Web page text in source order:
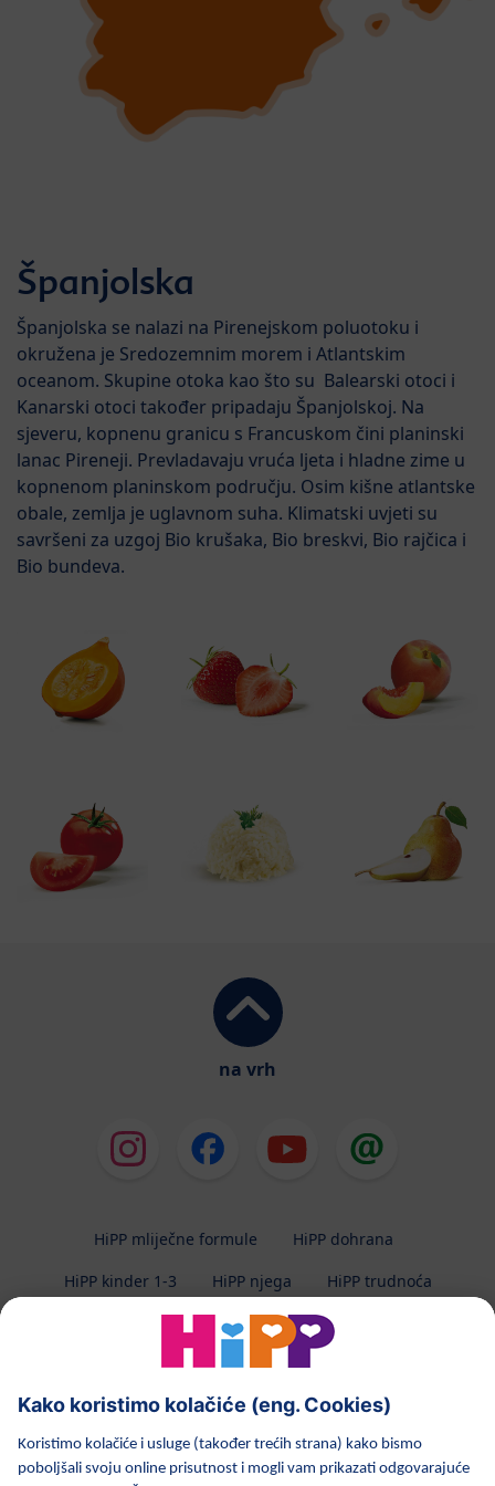
Španjolska
Španjolska se nalazi na Pirenejskom poluotoku i
okružena je Sredozemnim morem i Atlantskim
oceanom. Skupine otoka kao što su Balearski otoci i
Kanarski otoci također pripadaju Španjolskoj. Na
sjeveru, kopnenu granicu s Francuskom čini planinski
lanac Pireneji. Prevladavaju vruća ljeta i hladne zime u
kopnenom planinskom području. Osim kišne atlantske
obale, zemlja je uglavnom suha. Klimatski uvjeti su
savršeni za uzgoj Bio krušaka, Bio breskvi, Bio rajčica i
Bio bundeva.
na vrh
HiPP mliječne formule
HiPP dohrana
HiPP kinder 1-3
HiPP njega HiPP trudnoća
Zaštita privatnosti
Uvjeti korištenja